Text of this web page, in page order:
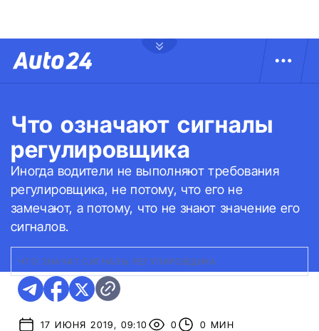
Что означают сигналы
регулировщика
Иногда водители не выполняют требования
регулировщика, не потому, что его не
замечают, а потому, что не знают значение его
сигналов.
ЧТО ЗНАЧАТ СИГНАЛЫ РЕГУЛИРОВЩИКА
17 ИЮНЯ 2019, 09:10 0 0 МИН